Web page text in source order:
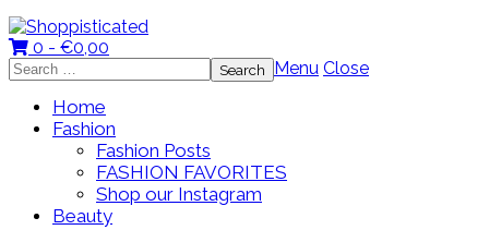
0 - €0,00
Search
for:
Menu Close
Home
Fashion
Fashion Posts
FASHION FAVORITES
Shop our Instagram
Beauty